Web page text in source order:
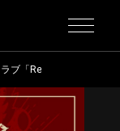
ブ「Re:Kaming」会員